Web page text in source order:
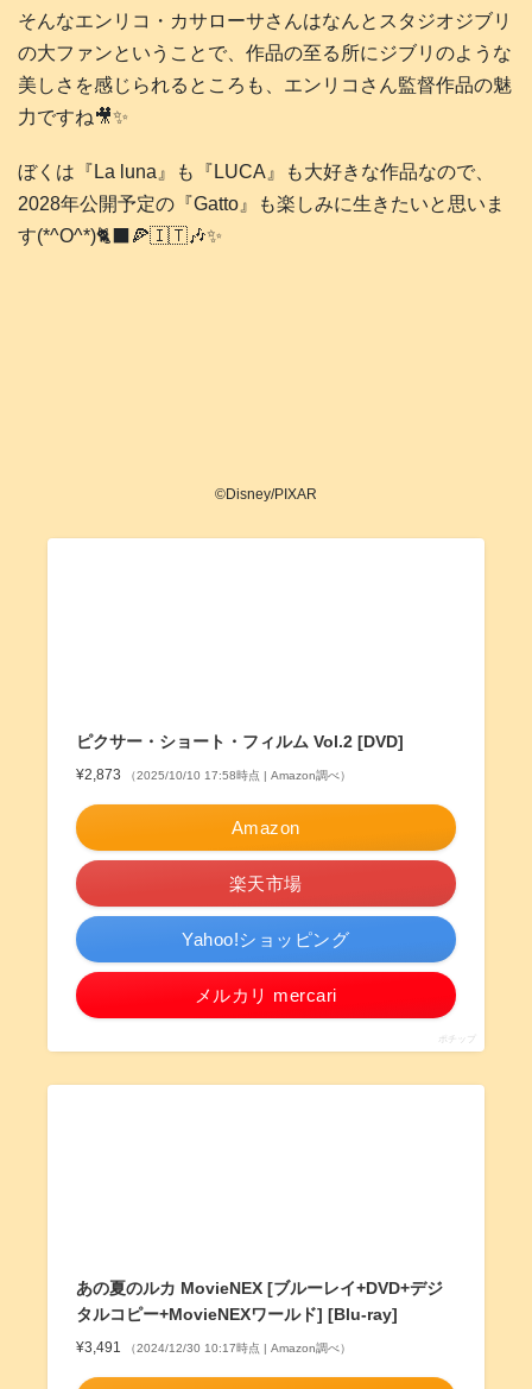
そんなエンリコ・カサローサさんはなんとスタジオジブリ
の大ファンということで、作品の至る所にジブリのような
美しさを感じられるところも、エンリコさん監督作品の魅
力ですね🎥✨️
ぼくは『La luna』も『LUCA』も大好きな作品なので、
2028年公開予定の『Gatto』も楽しみに生きたいと思いま
す(*^O^*)🐈‍⬛🍕🇮🇹🎶✨️
©Disney/PIXAR
ピクサー・ショート・フィルム Vol.2 [DVD]
¥2,873 （2025/10/10 17:58時点 | Amazon調べ）
Amazon
楽天市場
Yahoo!ショッピング
メルカリ mercari
ポチップ
あの夏のルカ MovieNEX [ブルーレイ+DVD+デジ
タルコピー+MovieNEXワールド] [Blu-ray]
¥3,491 （2024/12/30 10:17時点 | Amazon調べ）